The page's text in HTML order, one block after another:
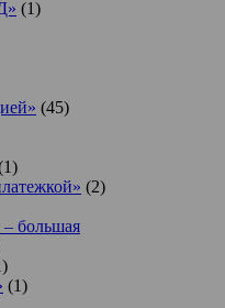
(1)
(45)
(2)
большая
(1)